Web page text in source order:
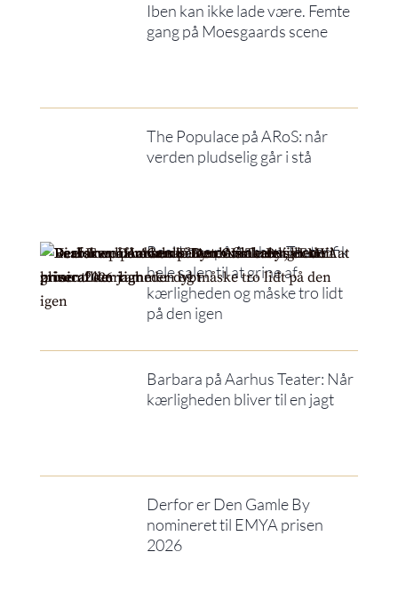
Iben kan ikke lade være. Femte
gang på Moesgaards scene
The Populace på ARoS: når
verden pludselig går i stå
Real Love på Aarhus Teater fik
hele salen til at grine af
kærligheden og måske tro lidt
på den igen
Barbara på Aarhus Teater: Når
kærligheden bliver til en jagt
Derfor er Den Gamle By
nomineret til EMYA prisen
2026